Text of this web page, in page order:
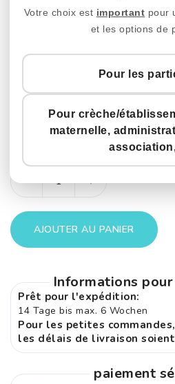
Set Doppeltisch IN-C
Prix
habituel
€341,70TVA incluse
numéro d'article :ZEST6102
Réduire
la
quantité
de
Doppeltisch
IN-
C
mit
Stühlen
Größe
Augmenter
la
quantité
de
Doppeltisch
IN-
C
mit
Stühlen
Größe
AJOUTER AU PANIER
Informations
Prêt pour l'expédition:
14 Tage bis max. 6 Wochen
Pour les petites
les délais de livraison
paiement
Votre choix est important pour
et les options de
Pour les
Pour crèche/
maternelle,